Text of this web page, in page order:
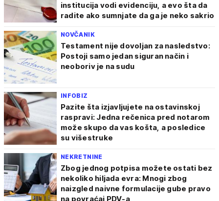
institucija vodi evidenciju, a evo šta da
radite ako sumnjate da ga je neko sakrio
NOVČANIK
Testament nije dovoljan za nasledstvo:
Postoji samo jedan siguran način i
neoboriv je na sudu
INFOBIZ
Pazite šta izjavljujete na ostavinskoj
raspravi: Jedna rečenica pred notarom
može skupo da vas košta, a posledice
su višestruke
NEKRETNINE
Zbog jednog potpisa možete ostati bez
nekoliko hiljada evra: Mnogi zbog
naizgled naivne formulacije gube pravo
na povraćaj PDV-a